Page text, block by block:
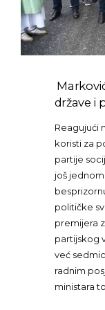
države i
Reagujući
koristi za
partije
još
političke
premijera
partijskog
već
radnim
ministara